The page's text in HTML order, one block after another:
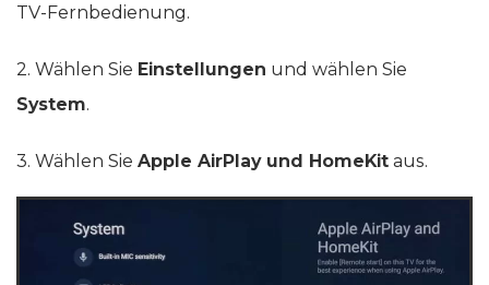
TV-Fernbedienung.
2. Wählen Sie Einstellungen und wählen Sie
System.
3. Wählen Sie Apple AirPlay und HomeKit aus.